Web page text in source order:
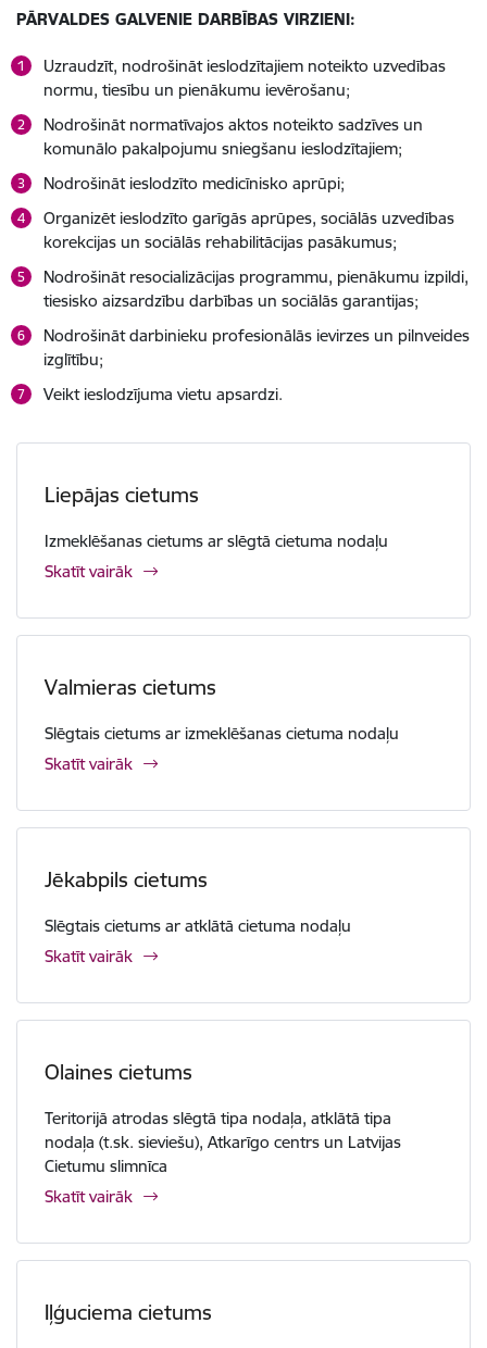
PĀRVALDES GALVENIE DARBĪBAS VIRZIENI:
Uzraudzīt, nodrošināt ieslodzītajiem noteikto uzvedības
normu, tiesību un pienākumu ievērošanu;
Nodrošināt normatīvajos aktos noteikto sadzīves un
komunālo pakalpojumu sniegšanu ieslodzītajiem;
Nodrošināt ieslodzīto medicīnisko aprūpi;
Organizēt ieslodzīto garīgās aprūpes, sociālās uzvedības
korekcijas un sociālās rehabilitācijas pasākumus;
Nodrošināt resocializācijas programmu, pienākumu izpildi,
tiesisko aizsardzību darbības un sociālās garantijas;
Nodrošināt darbinieku profesionālās ievirzes un pilnveides
izglītību;
Veikt ieslodzījuma vietu apsardzi.
Liepājas cietums
Izmeklēšanas cietums ar slēgtā cietuma nodaļu
Skatīt vairāk
Valmieras cietums
Slēgtais cietums ar izmeklēšanas cietuma nodaļu
Skatīt vairāk
Jēkabpils cietums
Slēgtais cietums ar atklātā cietuma nodaļu
Skatīt vairāk
Olaines cietums
Teritorijā atrodas slēgtā tipa nodaļa, atklātā tipa
nodaļa (t.sk. sieviešu), Atkarīgo centrs un Latvijas
Cietumu slimnīca
Skatīt vairāk
Iļģuciema cietums